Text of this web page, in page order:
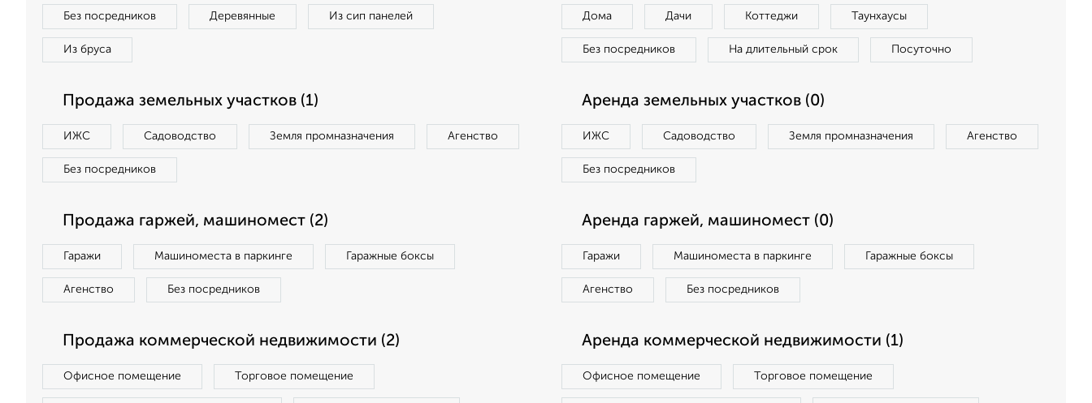
Без посредников Деревянные Из сип панелей
Из бруса
Дома Дачи Коттеджи Таунхаусы
Без посредников На длительный срок Посуточно
Продажа земельных участков (1)
ИЖС Садоводство Земля промназначения Агенство
Без посредников
Аренда земельных участков (0)
ИЖС Садоводство Земля промназначения Агенство
Без посредников
Продажа гаржей, машиномест (2)
Гаражи Машиноместа в паркинге Гаражные боксы
Агенство Без посредников
Аренда гаржей, машиномест (0)
Гаражи Машиноместа в паркинге Гаражные боксы
Агенство Без посредников
Продажа коммерческой недвижимости (2)
Офисное помещение Торговое помещение
Аренда коммерческой недвижимости (1)
Офисное помещение Торговое помещение